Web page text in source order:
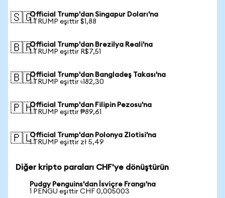
🇸🇬Official Trump'dan Singapur Doları'na
1 TRUMP eşittir $1,88
🇧🇷Official Trump'dan Brezilya Reali'na
1 TRUMP eşittir R$7,51
🇧🇩Official Trump'dan Bangladeş Takası'na
1 TRUMP eşittir ৳182,30
🇵🇭Official Trump'dan Filipin Pezosu'na
1 TRUMP eşittir ₱89,61
🇵🇱Official Trump'dan Polonya Zlotisi'na
1 TRUMP eşittir zł 5,49
Diğer kripto paraları CHF'ye dönüştürün
Pudgy Penguins'dan İsviçre Frangı'na
1 PENGU eşittir CHF 0,005003